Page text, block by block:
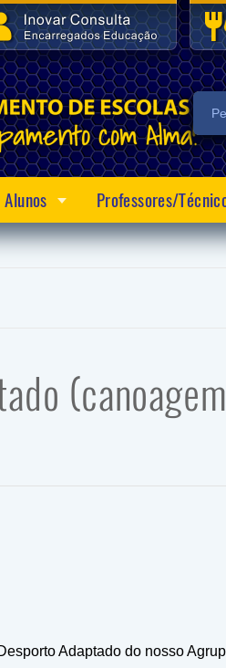
Alunos Professores/
Adaptado do nosso